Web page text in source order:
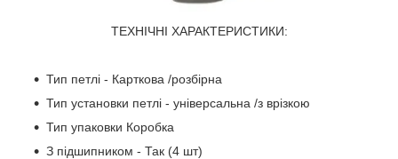
ТЕХНІЧНІ ХАРАКТЕРИСТИКИ:
Тип петлі - Карткова /розбірна
Тип установки петлі - універсальна /з врізкою
Тип упаковки Коробка
З підшипником - Так (4 шт)